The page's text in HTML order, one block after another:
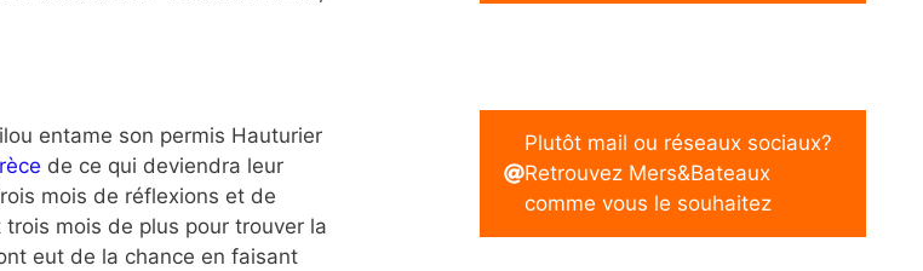
entame son permis Hauturier
de ce qui deviendra leur
mois de réflexions et de
mois de plus pour trouver la
eut de la chance en faisant
Plutôt mail ou réseaux sociaux?
Retrouvez Mers&Bateaux
comme vous le souhaitez